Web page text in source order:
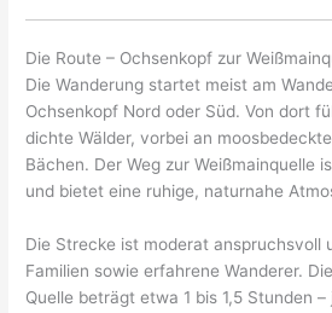
Die Route – Ochsenkopf zur
Die Wanderung startet meist am
Ochsenkopf Nord oder Süd. Von dort
dichte Wälder, vorbei an
Bächen. Der Weg zur Weißmainquelle
und bietet eine ruhige, naturnahe
Die Strecke ist moderat anspruchsvoll
Familien sowie erfahrene Wanderer.
Quelle beträgt etwa 1 bis 1,5 Stunden –